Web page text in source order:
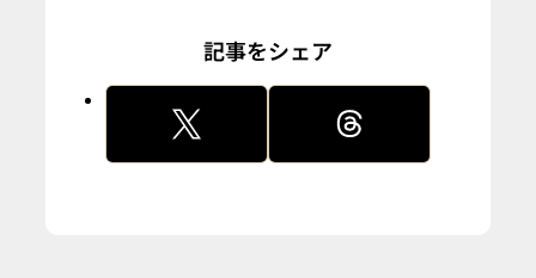
記事をシェア